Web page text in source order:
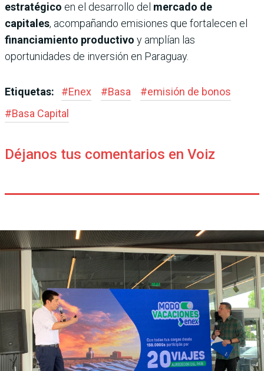
estratégico en el desarrollo del mercado de
capitales, acompañando emisiones que fortalecen el
financiamiento productivo y amplían las
oportunidades de inversión en Paraguay.
Etiquetas: #Enex #Basa #emisión de bonos
#Basa Capital
Déjanos tus comentarios en Voiz